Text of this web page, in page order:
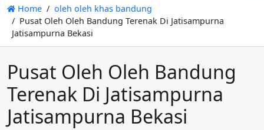
Home
oleh oleh khas bandung
Pusat Oleh Oleh Bandung Terenak Di Jatisampurna
Jatisampurna Bekasi
Pusat Oleh Oleh Bandung
Terenak Di Jatisampurna
Jatisampurna Bekasi